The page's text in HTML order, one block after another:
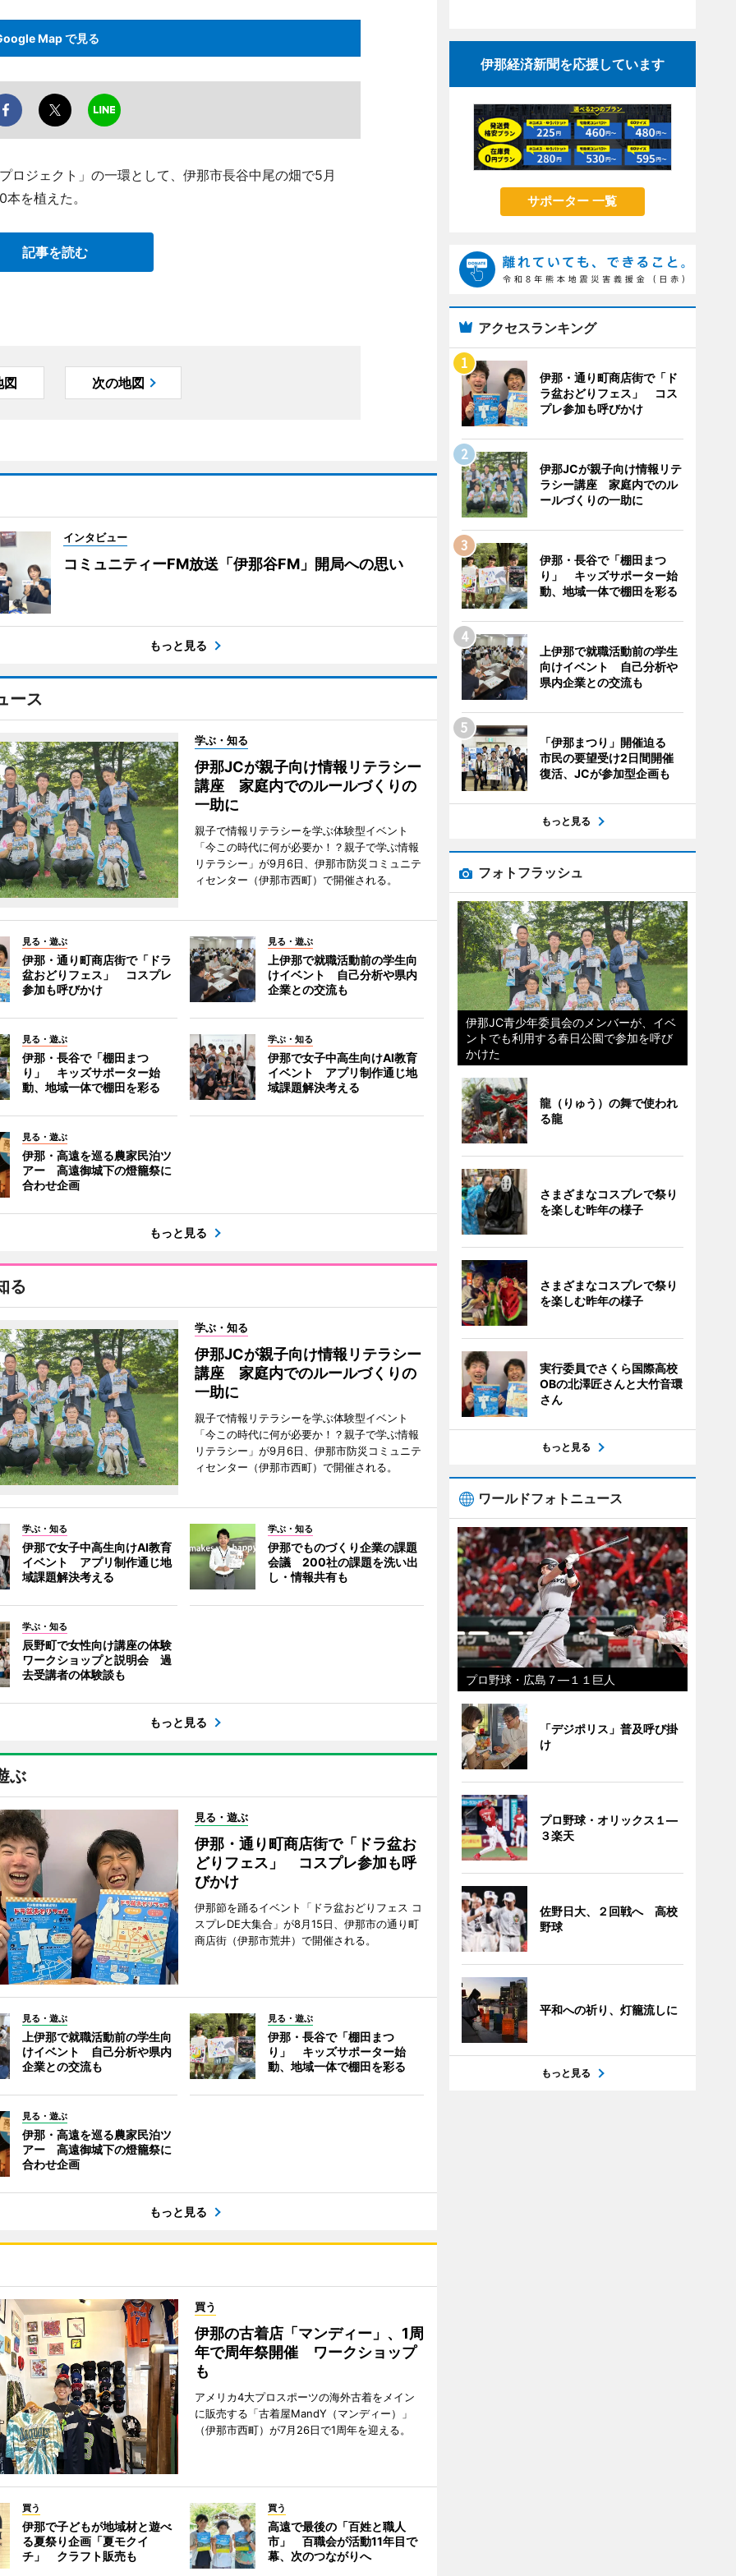
Map で見る
ロジェクト」の一環として、伊那市長谷中尾の畑で5月
を植えた。
記事を読む
図 次の地図
インタビュー
コミュニティーFM放送「伊那谷FM」開局への思い
もっと見る
ース
学ぶ・知る
伊那JCが親子向け情報リテラシー
講座 家庭内でのルールづくりの
一助に
親子で情報リテラシーを学ぶ体験型イベント
「今この時代に何が必要か！？親子で学ぶ情報
リテラシー」が9月6日、伊那市防災コミュニテ
ィセンター（伊那市西町）で開催される。
見る・遊ぶ
伊那・通り町商店街で「ドラ
盆おどりフェス」 コスプレ
参加も呼びかけ
見る・遊ぶ
上伊那で就職活動前の学生向
けイベント 自己分析や県内
企業との交流も
見る・遊ぶ
伊那・長谷で「棚田まつ
り」 キッズサポーター始
動、地域一体で棚田を彩る
学ぶ・知る
伊那で女子中高生向けAI教育
イベント アプリ制作通じ地
域課題解決考える
見る・遊ぶ
伊那・高遠を巡る農家民泊ツ
アー 高遠御城下の燈籠祭に
合わせ企画
もっと見る
る
学ぶ・知る
伊那JCが親子向け情報リテラシー
講座 家庭内でのルールづくりの
一助に
親子で情報リテラシーを学ぶ体験型イベント
「今この時代に何が必要か！？親子で学ぶ情報
リテラシー」が9月6日、伊那市防災コミュニテ
ィセンター（伊那市西町）で開催される。
学ぶ・知る
伊那で女子中高生向けAI教育
イベント アプリ制作通じ地
域課題解決考える
学ぶ・知る
伊那でものづくり企業の課題
会議 200社の課題を洗い出
し・情報共有も
学ぶ・知る
辰野町で女性向け講座の体験
ワークショップと説明会 過
去受講者の体験談も
もっと見る
ぶ
見る・遊ぶ
伊那・通り町商店街で「ドラ盆お
どりフェス」 コスプレ参加も呼
びかけ
伊那節を踊るイベント「ドラ盆おどりフェス コ
スプレDE大集合」が8月15日、伊那市の通り町
商店街（伊那市荒井）で開催される。
見る・遊ぶ
上伊那で就職活動前の学生向
けイベント 自己分析や県内
企業との交流も
見る・遊ぶ
伊那・長谷で「棚田まつ
り」 キッズサポーター始
動、地域一体で棚田を彩る
見る・遊ぶ
伊那・高遠を巡る農家民泊ツ
アー 高遠御城下の燈籠祭に
合わせ企画
もっと見る
買う
伊那の古着店「マンディー」、1周
年で周年祭開催 ワークショップ
も
アメリカ4大プロスポーツの海外古着をメイン
に販売する「古着屋MandY（マンディー）」
（伊那市西町）が7月26日で1周年を迎える。
買う
伊那で子どもが地域材と遊べ
る夏祭り企画「夏モクイ
チ」 クラフト販売も
買う
高遠で最後の「百姓と職人
市」 百職会が活動11年目で
幕、次のつながりへ
伊那経済新聞を応援しています
サポーター 一覧
アクセスランキング
伊那・通り町商店街で「ド
ラ盆おどりフェス」 コス
プレ参加も呼びかけ
伊那JCが親子向け情報リテ
ラシー講座 家庭内でのル
ールづくりの一助に
伊那・長谷で「棚田まつ
り」 キッズサポーター始
動、地域一体で棚田を彩る
上伊那で就職活動前の学生
向けイベント 自己分析や
県内企業との交流も
「伊那まつり」開催迫る
市民の要望受け2日間開催
復活、JCが参加型企画も
もっと見る
フォトフラッシュ
伊那JC青少年委員会のメンバーが、イベ
ントでも利用する春日公園で参加を呼び
かけた
龍（りゅう）の舞で使われ
る龍
さまざまなコスプレで祭り
を楽しむ昨年の様子
さまざまなコスプレで祭り
を楽しむ昨年の様子
実行委員でさくら国際高校
OBの北澤匠さんと大竹音環
さん
もっと見る
ワールドフォトニュース
プロ野球・広島７―１１巨人
「デジポリス」普及呼び掛
け
プロ野球・オリックス１―
３楽天
佐野日大、２回戦へ 高校
野球
平和への祈り、灯籠流しに
もっと見る